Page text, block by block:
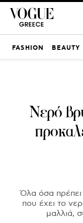
FASHION BEAUTY
Νερό
Όλα όσα πρέπει
που έχει το
μαλλιά,